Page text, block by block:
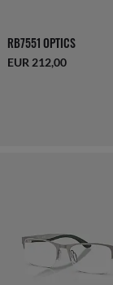
RB7551 OPTICS
EUR 212,00